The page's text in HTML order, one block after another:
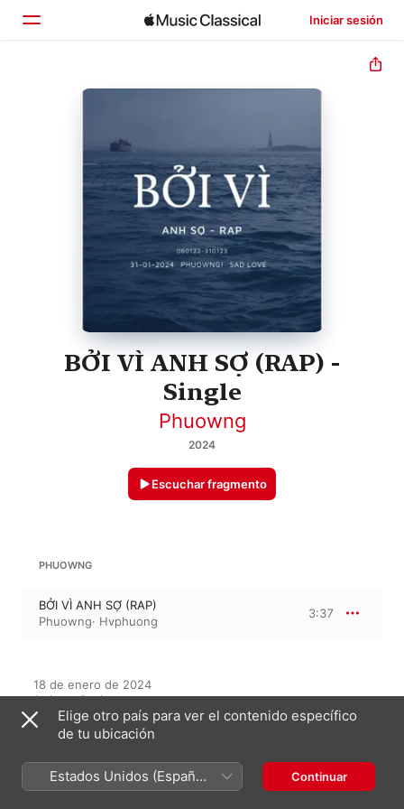
Iniciar sesión
Inicio
Buscar
BỞI VÌ ANH SỢ (RAP) -
Single
Phuowng
2024
Escuchar fragmento
PHUOWNG
BỞI VÌ ANH SỢ (RAP)
Phuowng· Hvphuong
3:37
18 de enero de 2024
1 pieza, 3 minutos
℗ 2024 NT MEDIA
En este álbum
Elige otro país para ver el contenido específico
de tu ubicación
Estados Unidos (Español
México)
Continuar